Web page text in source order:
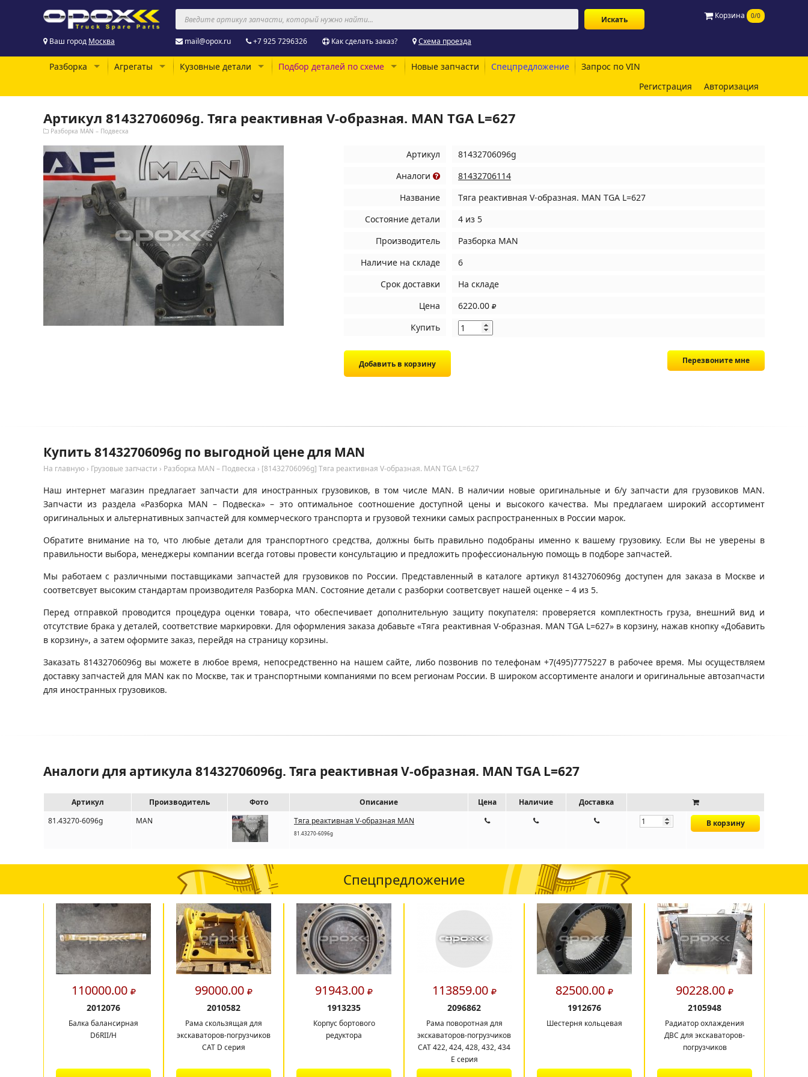
Корзина 0/0
Ваш город Москва mail@opox.ru +7 925 7296326 Как сделать заказ? Схема проезда
Разборка Агрегаты Кузовные детали Подбор деталей по схеме Новые запчасти Спецпредложение
Запрос по VIN
Регистрация
Авторизация
Артикул 81432706096g. Тяга реактивная V-образная. MAN TGA L=627
Разборка MAN – Подвеска
Артикул
81432706096g
Аналоги
81432706114
Название
Тяга реактивная V-образная. MAN TGA L=627
Состояние детали
4 из 5
Производитель
Разборка MAN
Наличие на складе
6
Срок доставки
На складе
Цена
6220.00
Купить
Перезвоните мне
Купить 81432706096g по выгодной цене для MAN
На главную › Грузовые запчасти › Разборка MAN – Подвеска › [81432706096g] Тяга реактивная V-образная. MAN TGA L=627
Наш интернет магазин предлагает запчасти для иностранных грузовиков, в том числе MAN. В наличии новые оригинальные и б/у запчасти для грузовиков MAN.
Запчасти из раздела «Разборка MAN – Подвеска» – это оптимальное соотношение доступной цены и высокого качества. Мы предлагаем широкий ассортимент
оригинальных и альтернативных запчастей для коммерческого транспорта и грузовой техники самых распространенных в России марок.
Обратите внимание на то, что любые детали для транспортного средства, должны быть правильно подобраны именно к вашему грузовику. Если Вы не уверены в
правильности выбора, менеджеры компании всегда готовы провести консультацию и предложить профессиональную помощь в подборе запчастей.
Мы работаем с различными поставщиками запчастей для грузовиков по России. Представленный в каталоге артикул 81432706096g доступен для заказа в Москве и
соответсвует высоким стандартам производителя Разборка MAN. Состояние детали с разборки соответсвует нашей оценке – 4 из 5.
Перед отправкой проводится процедура оценки товара, что обеспечивает дополнительную защиту покупателя: проверяется комплектность груза, внешний вид и
отсутствие брака у деталей, соответствие маркировки. Для оформления заказа добавьте «Тяга реактивная V-образная. MAN TGA L=627» в корзину, нажав кнопку «Добавить
в корзину», а затем оформите заказ, перейдя на страницу корзины.
Заказать 81432706096g вы можете в любое время, непосредственно на нашем сайте, либо позвонив по телефонам +7(495)7775227 в рабочее время. Мы осуществляем
доставку запчастей для MAN как по Москве, так и транспортными компаниями по всем регионам России. В широком ассортименте аналоги и оригинальные автозапчасти
для иностранных грузовиков.
Аналоги для артикула 81432706096g. Тяга реактивная V-образная. MAN TGA L=627
Артикул Производитель Фото Описание Цена Наличие
Доставка
81.43270-6096g
MAN Тяга реактивная V-образная MAN
81.43270-6096g
В корзину
Спецпредложение
110000.00
2012076
Балка балансирная
D6RII/H
99000.00
2010582
Рама скользящая для
экскаваторов-погрузчиков
CAT D серия
91943.00
1913235
Корпус бортового
редуктора
113859.00
2096862
Рама поворотная для
экскаваторов-погрузчиков
CAT 422, 424, 428, 432, 434
E серия
82500.00
1912676
Шестерня кольцевая
90228.00
2105948
Радиатор охлаждения
ДВС для экскаваторов-
погрузчиков